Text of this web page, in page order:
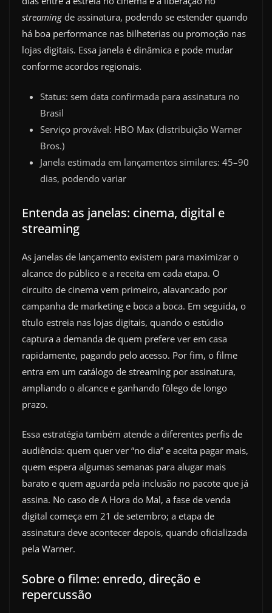
streamingde assinatura, podendo se estender quando
há boa performance nas bilheterias ou promoção nas
lojas digitais. Essa janela é dinâmica e pode mudar
conforme acordos regionais.
Status: sem data confirmada para assinatura no
Brasil
Serviço provável: HBO Max (distribuição Warner
Bros.)
Janela estimada em lançamentos similares: 45–90
dias, podendo variar
Entenda as janelas: cinema, digital e
streaming
As janelas de lançamento existem para maximizar o
alcance do público e a receita em cada etapa. O
circuito de cinema vem primeiro, alavancado por
campanha de marketing e boca a boca. Em seguida, o
título estreia nas lojas digitais, quando o estúdio
captura a demanda de quem prefere ver em casa
rapidamente, pagando pelo acesso. Por fim, o filme
entra em um catálogo de streaming por assinatura,
ampliando o alcance e ganhando fôlego de longo
prazo.
Essa estratégia também atende a diferentes perfis de
audiência: quem quer ver “no dia” e aceita pagar mais,
quem espera algumas semanas para alugar mais
barato e quem aguarda pela inclusão no pacote que já
assina. No caso de A Hora do Mal, a fase de venda
digital começa em 21 de setembro; a etapa de
assinatura deve acontecer depois, quando oficializada
pela Warner.
Sobre o filme: enredo, direção e
repercussão